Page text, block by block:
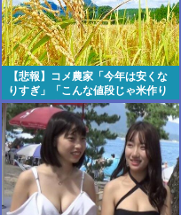
【悲報】コメ農家「今年は安くな
りすぎ」「こんな値段じゃ米作り
をやめる人も多くなるんじゃない
かな?」